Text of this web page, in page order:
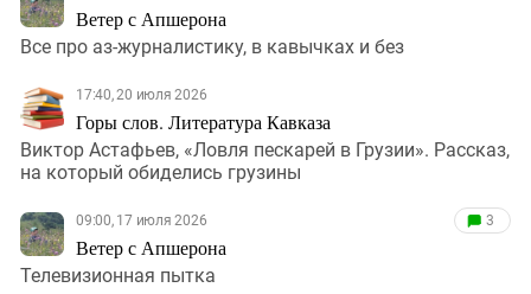
Ветер с Апшерона
Все про аз-журналистику, в кавычках и без
17:40, 20 июля 2026
Горы слов. Литература Кавказа
Виктор Астафьев, «Ловля пескарей в Грузии». Рассказ,
на который обиделись грузины
09:00, 17 июля 2026
Ветер с Апшерона
3
Телевизионная пытка